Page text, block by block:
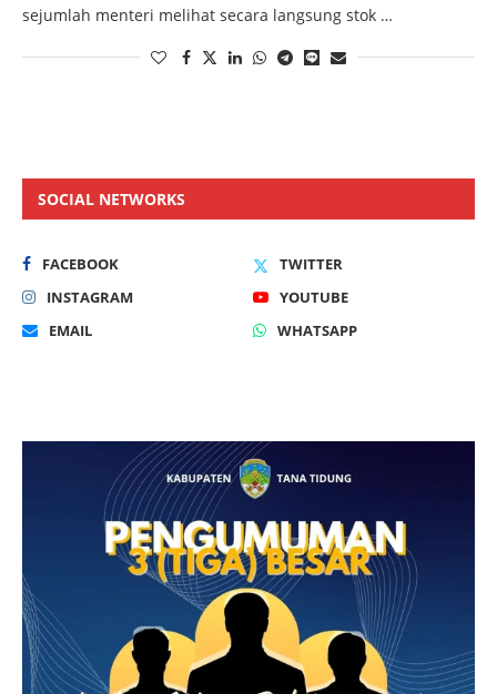
sejumlah menteri melihat secara langsung stok …
SOCIAL NETWORKS
FACEBOOK
TWITTER
INSTAGRAM
YOUTUBE
EMAIL
WHATSAPP